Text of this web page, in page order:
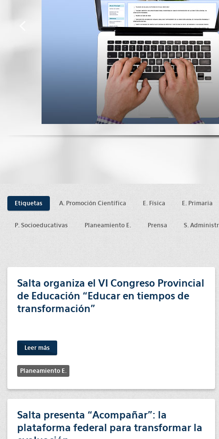
Etiquetas A. Promoción Científica E. Física E. Primaria
P. Socioeducativas Planeamiento E. Prensa S.
Salta organiza el VI Congreso Provincial
de Educación “Educar en tiempos de
transformación”
Leer más
Planeamiento E.
Salta presenta “Acompañar”: la
plataforma federal para transformar la